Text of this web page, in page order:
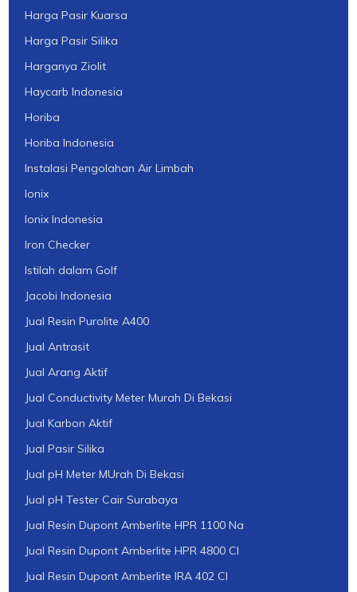
Harga Pasir Kuarsa
Harga Pasir Silika
Harganya Ziolit
Haycarb Indonesia
Horiba
Horiba Indonesia
Instalasi Pengolahan Air Limbah
Ionix
Ionix Indonesia
Iron Checker
Istilah dalam Golf
Jacobi Indonesia
Jual Resin Purolite A400
Jual Antrasit
Jual Arang Aktif
Jual Conductivity Meter Murah Di Bekasi
Jual Karbon Aktif
Jual Pasir Silika
Jual pH Meter MUrah Di Bekasi
Jual pH Tester Cair Surabaya
Jual Resin Dupont Amberlite HPR 1100 Na
Jual Resin Dupont Amberlite HPR 4800 Cl
Jual Resin Dupont Amberlite IRA 402 Cl